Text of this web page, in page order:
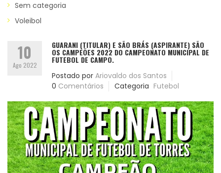
Sem categoria
Voleibol
10
Ago 2022
GUARANI (TITULAR) E SÃO BRÁS (ASPIRANTE) SÃO
OS CAMPEÕES 2022 DO CAMPEONATO MUNICIPAL DE
FUTEBOL DE CAMPO.
Postado por Ariovaldo dos Santos
0 Comentários Categoria Futebol